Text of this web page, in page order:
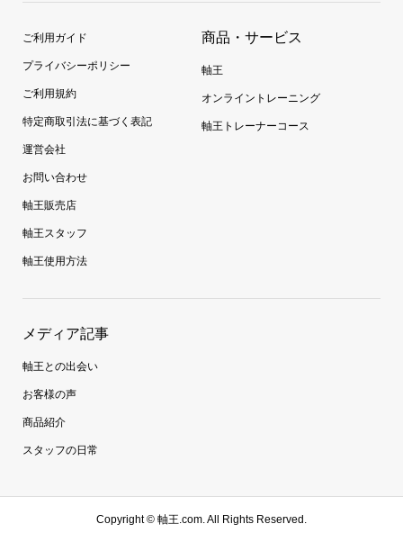
ご利用ガイド
プライバシーポリシー
ご利用規約
特定商取引法に基づく表記
運営会社
お問い合わせ
軸王販売店
軸王スタッフ
軸王使用方法
商品・サービス
軸王
オンライントレーニング
軸王トレーナーコース
メディア記事
軸王との出会い
お客様の声
商品紹介
スタッフの日常
Copyright © 軸王.com. All Rights Reserved.